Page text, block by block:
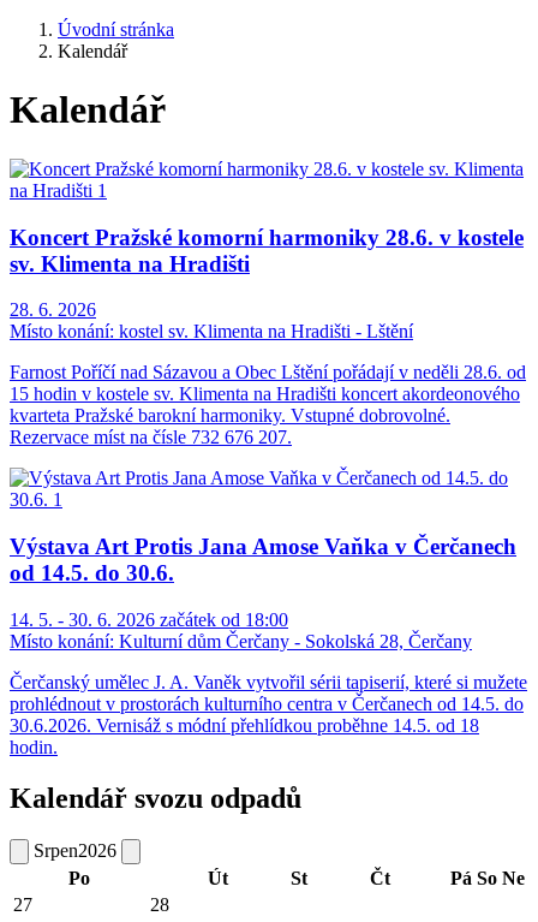
Úvodní stránka
Kalendář
Kalendář
Koncert Pražské komorní harmoniky 28.6. v kostele
sv. Klimenta na Hradišti
28. 6. 2026
Místo konání: kostel sv. Klimenta na Hradišti - Lštění
Farnost Poříčí nad Sázavou a Obec Lštění pořádají v neděli 28.6. od
15 hodin v kostele sv. Klimenta na Hradišti koncert akordeonového
kvarteta Pražské barokní harmoniky. Vstupné dobrovolné.
Rezervace míst na čísle 732 676 207.
Výstava Art Protis Jana Amose Vaňka v Čerčanech
od 14.5. do 30.6.
14. 5. - 30. 6. 2026 začátek od 18:00
Místo konání: Kulturní dům Čerčany - Sokolská 28, Čerčany
Čerčanský umělec J. A. Vaněk vytvořil sérii tapiserií, které si mužete
prohlédnout v prostorách kulturního centra v Čerčanech od 14.5. do
30.6.2026. Vernisáž s módní přehlídkou proběhne 14.5. od 18
hodin.
Kalendář svozu odpadů
Srpen2026
Po
Út St Čt Pá So Ne
27
28